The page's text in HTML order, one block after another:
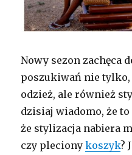
Nowy sezon zachęca
poszukiwań nie
odzież, ale również
dzisiaj wiadomo, że
że stylizacja nabiera
czy plecionykoszyk?